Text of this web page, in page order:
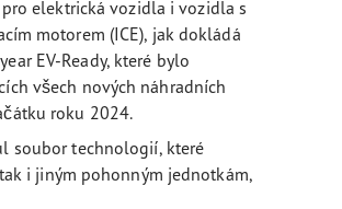
elektrická vozidla i vozidla s
motorem (ICE), jak dokládá
EV-Ready, které bylo
všech nových náhradních
roku 2024.
soubor technologií, které
i jiným pohonným jednotkám,